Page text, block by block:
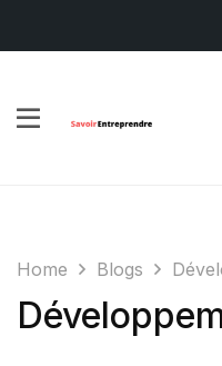
Home Blogs